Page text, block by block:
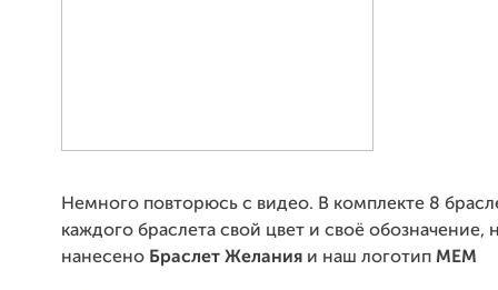
Немного повторюсь с видео. В комплекте 8
каждого браслета свой цвет и своё обозначение,
нанесено Браслет Желания и наш логотип МЕМ